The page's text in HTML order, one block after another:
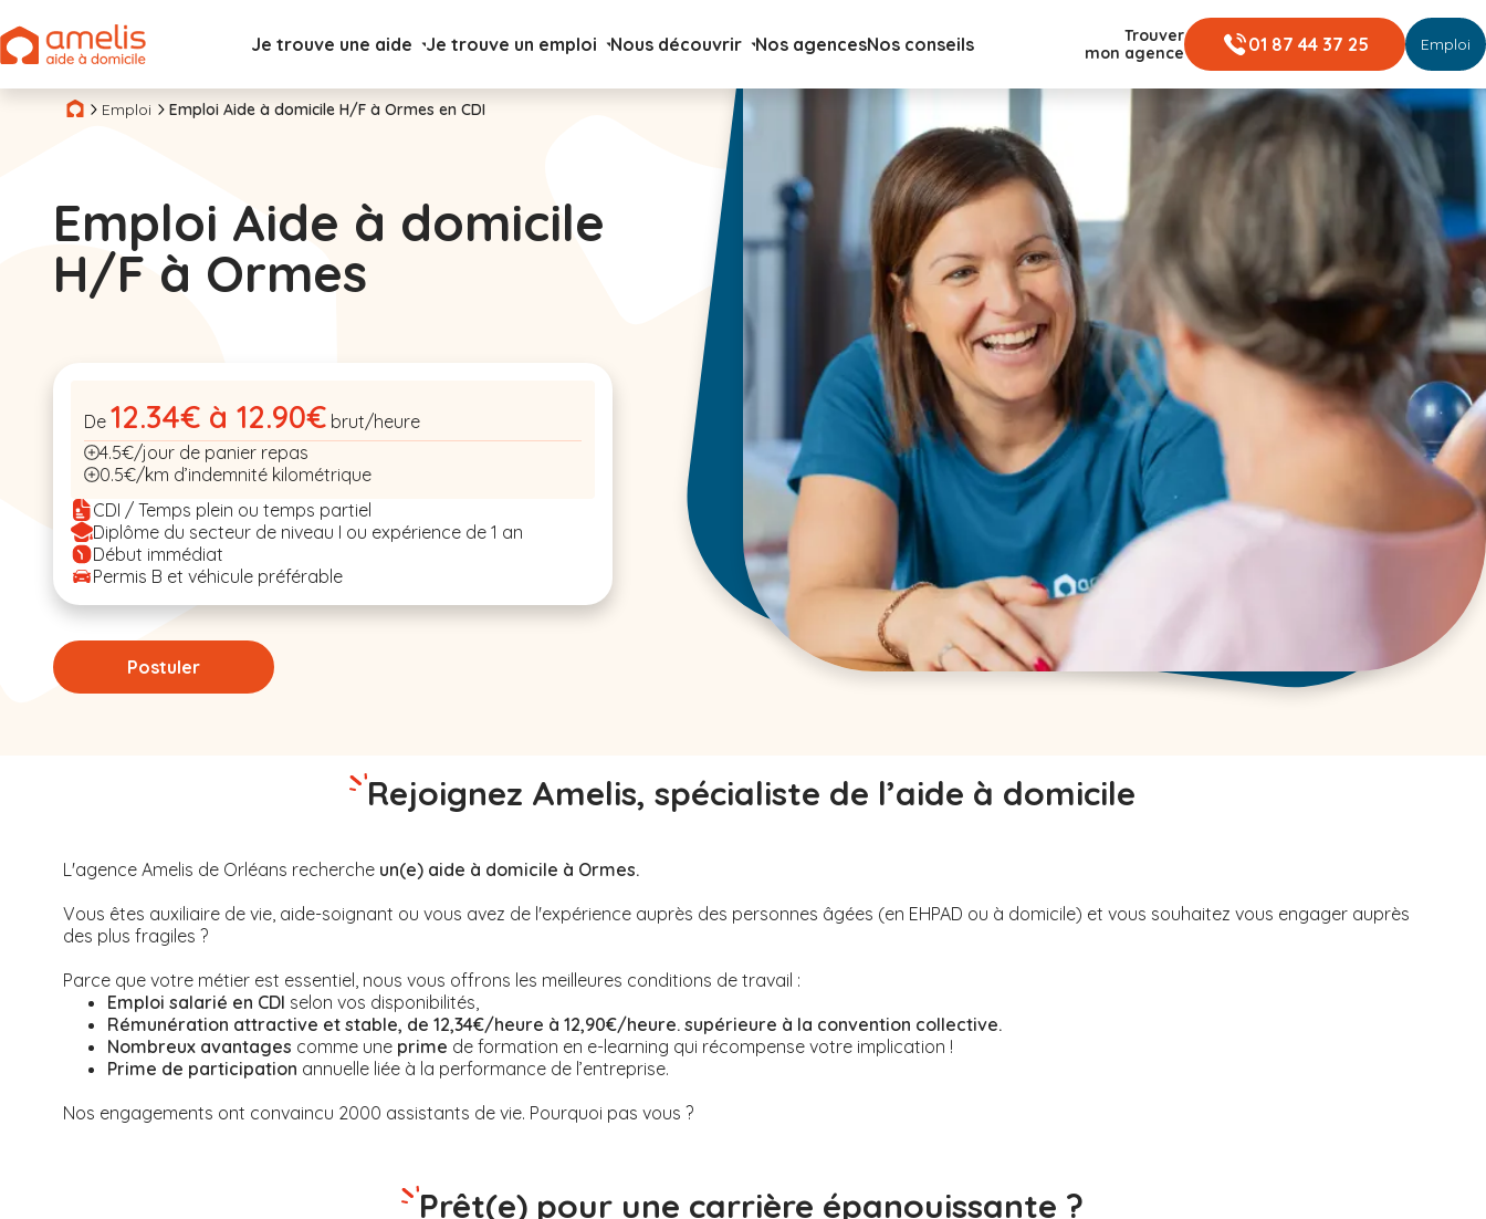
Je trouve une aide Je trouve un emploi Nous découvrir Nos agencesNos conseils
Trouver
mon agence
01 87 44 37 25 Emploi
Emploi Emploi Aide à domicile H/F à Ormes en CDI
Emploi Aide à domicile
H/F à Ormes
De 12.34€ à 12.90€ brut/heure
4.5€/jour de panier repas
0.5€/km d’indemnité kilométrique
CDI / Temps plein ou temps partiel
Diplôme du secteur de niveau I ou expérience de 1 an
Début immédiat
Permis B et véhicule préférable
Postuler
Rejoignez Amelis, spécialiste de l’aide à domicile
L'agence Amelis de Orléans recherche un(e) aide à domicile à Ormes.
Vous êtes auxiliaire de vie, aide-soignant ou vous avez de l'expérience auprès des personnes âgées (en EHPAD ou à domicile) et vous souhaitez vous engager auprès
des plus fragiles ?
Parce que votre métier est essentiel, nous vous offrons les meilleures conditions de travail :
Emploi salarié en CDI selon vos disponibilités,
Rémunération attractive et stable, de 12,34€/heure à 12,90€/heure. supérieure à la convention collective.
Nombreux avantages comme une prime de formation en e-learning qui récompense votre implication !
Prime de participation annuelle liée à la performance de l’entreprise.
Nos engagements ont convaincu 2000 assistants de vie. Pourquoi pas vous ?
Prêt(e) pour une carrière épanouissante ?